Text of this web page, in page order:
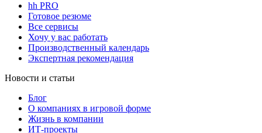
hh PRO
Готовое резюме
Все сервисы
Хочу у вас работать
Производственный календарь
Экспертная рекомендация
Новости и статьи
Блог
О компаниях в игровой форме
Жизнь в компании
ИТ-проекты